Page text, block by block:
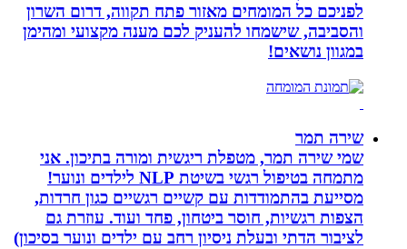
לפניכם כל המומחים מאזור פתח תקווה, דרום השרון
והסביבה, שישמחו להעניק לכם מענה מקצועי ומהימן
במגוון נושאים!
שירה תמר
שמי שירה תמר, מטפלת ריגשית ומורה בתיכון. אני
מתמחה בטיפול רגשי בשיטת NLP לילדים ונוער!
מסייעת בהתמודדות עם קשיים רגשיים כגון חרדות,
הצפות רגשיות, חוסר ביטחון, פחד ועוד. עוזרת גם
לציבור הדתי ובעלת ניסיון רחב עם ילדים ונוער בסיכון)